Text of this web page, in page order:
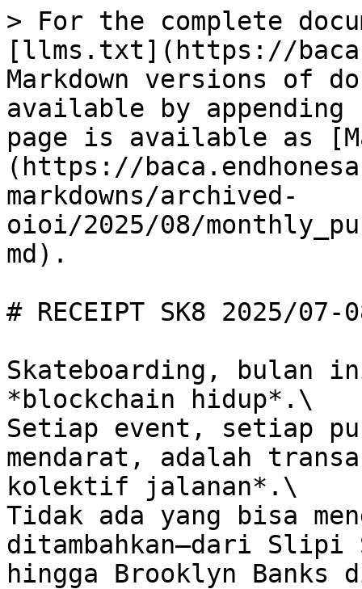
> For the complete
[llms.txt](https://
Markdown versions of
available by
page is available as
(https://
markdowns/archived-
oioi/2025/08/
md).
# RECEIPT SK8 2025/07-
Skateboarding, bulan
*blockchain hidup*.\
Setiap event, setiap
mendarat, adalah
kolektif jalanan*.\
Tidak ada yang bisa
ditambahkan—dari
hingga Brooklyn Banks